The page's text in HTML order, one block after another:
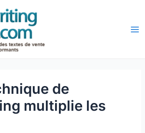
de
multiplie les